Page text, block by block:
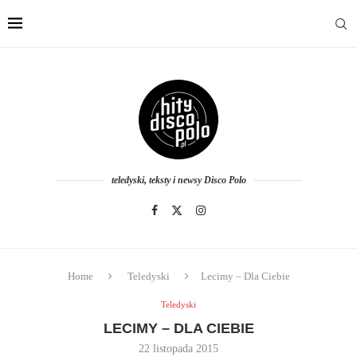
teledyski, teksty i newsy Disco Polo
Home Teledyski Lecimy – Dla Ciebie
Teledyski
LECIMY – DLA CIEBIE
22 listopada 2015